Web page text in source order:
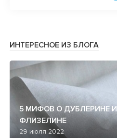
ИНТЕРЕСНОЕ ИЗ БЛОГА
5 МИФОВ О ДУБЛЕРИНЕ И
ФЛИЗЕЛИНЕ
29 июля 2022